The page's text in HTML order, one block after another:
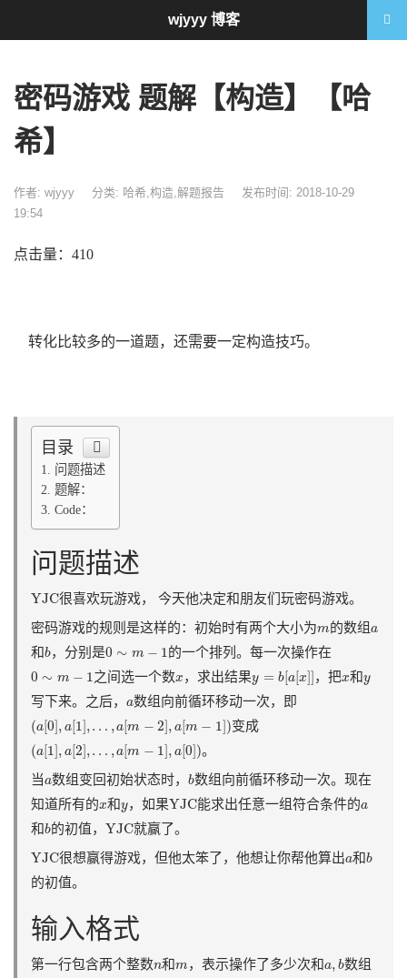
密码游戏 题解【构造】【哈
希】
作者: wjyyy 分类: 哈希,构造,解题报告
发布时间: 2018-10-29
19:54
点击量：410
转化比较多的一道题，还需要一定构造技巧。
目录
问题描述
题解：
Code：
问题描述
YJC
YJC 很喜欢玩游戏， 今天他决定和朋友们玩密码游戏。
密码游戏的规则是这样的：初始时有两个大小为m
m的数组 a
a
和b
b ，分别是0 ∼ m − 1
0 的一个排列。每一次操作在
0 ∼ m − 1
0 之间选一个数x
x，求出结果y = b[a[x]]
a [ x] ，把x
x和y
y
写下来。之后， a
a数组向前循环移动一次，即
(a[0], a[1],… ,a[m − 2], a[m − 1])
( [0] 1], m [m 1 变成
(a[1], a[2],… ,a[m − 1], a[0])
( [1] 2], m [0
。
当a
a数组变回初始状态时， b
b数组向前循环移动一次。现在
知道所有的x
x和y
y，如果YJC
YJC 能求出任意一组符合条件的a
a
和b
b 的初值， YJC
YJC 就赢了。
YJC
YJC 很想赢得游戏，但他太笨了，他想让你帮他算出a
a和b
b
的初值。
输入格式
第一行包含两个整数n
n和m
m ，表示操作了多少次和a, b
b数组
wjyyy 博客